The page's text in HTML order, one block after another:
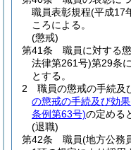
職員表彰規程(平成17
ころによる。
(懲戒)
第41条
職員に対する
法律第261号)第29条
とする。
2
職員の懲戒の手続及
の懲戒の手続及び効
条例第63号)の定める
(退職)
第42条
職員(地方公務